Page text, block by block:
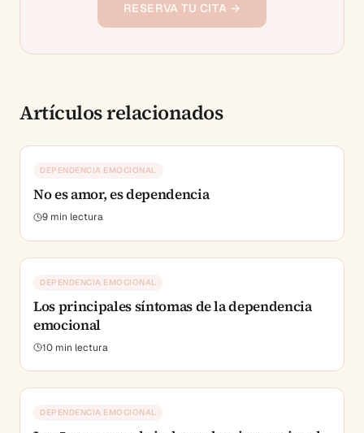
RESERVA TU CITA →
Artículos relacionados
DEPENDENCIA EMOCIONAL
No es amor, es dependencia
9 min lectura
DEPENDENCIA EMOCIONAL
Los principales síntomas de la dependencia
emocional
10 min lectura
DEPENDENCIA EMOCIONAL